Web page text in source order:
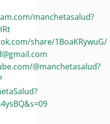
manchetasalud?
share/1BoaKRywuG/
@manchetasalud?